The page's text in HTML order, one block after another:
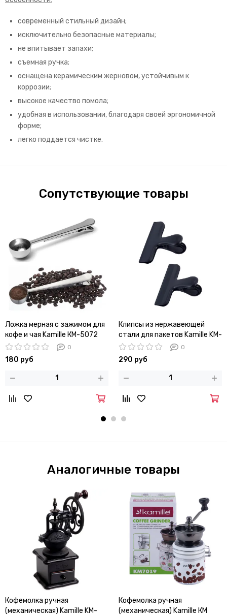
современный стильный дизайн;
исключительно безопасные материалы;
не впитывает запахи;
съемная ручка;
оснащена керамическим жерновом, устойчивым к
коррозии;
высокое качество помола;
удобная в использовании, благодаря своей эргономичной
форме;
легко поддается чистке.
Сопутствующие товары
Ложка мерная c зажимом для
кофе и чая Kamille КМ-5072
0
180 руб
Клипсы из нержавеющей
стали для пакетов Kamille KM-
8839 (2 шт) для хранения
сыпучих продуктов
0
290 руб
Аналогичные товары
Кофемолка ручная
(механическая) Kamille KM-
Кофемолка ручная
(механическая) Kamille КМ